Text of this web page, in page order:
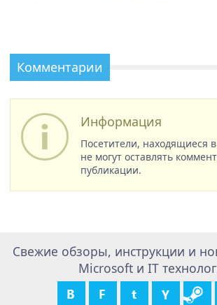
Комментарии
Информация
Посетители, находящиеся
не могут оставлять
публикации.
Свежие обзоры, инструкции и
Microsoft и IT